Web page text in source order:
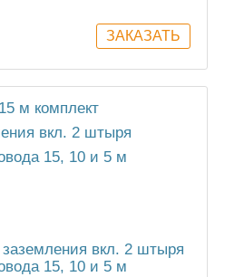
вкл. 2 штыря
15, 10 и 5 м